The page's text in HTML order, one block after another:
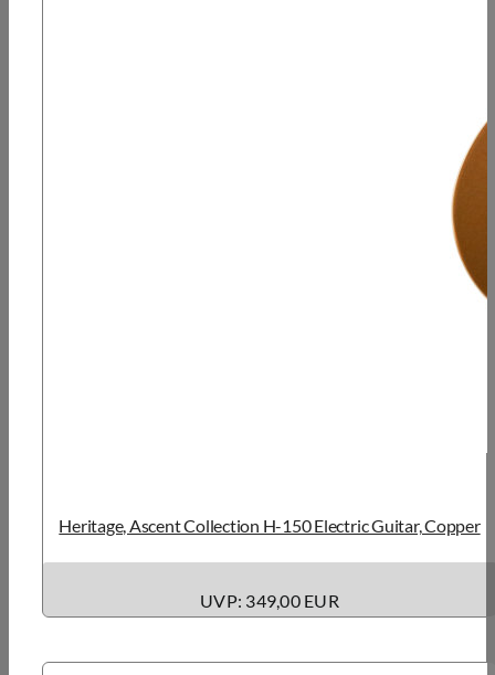
Heritage, Ascent Collection H-150 Electric Guitar, Copper
UVP: 349,00 EUR